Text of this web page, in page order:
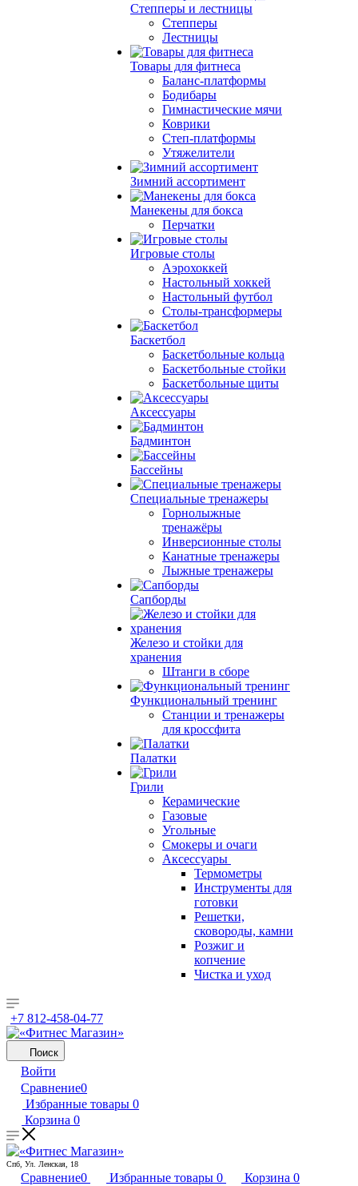
Степперы и лестницы
Степперы
Лестницы
Товары для фитнеса
Баланс-платформы
Бодибары
Гимнастические мячи
Коврики
Степ-платформы
Утяжелители
Зимний ассортимент
Манекены для бокса
Перчатки
Игровые столы
Аэрохоккей
Настольный хоккей
Настольный футбол
Столы-трансформеры
Баскетбол
Баскетбольные кольца
Баскетбольные стойки
Баскетбольные щиты
Аксессуары
Бадминтон
Бассейны
Специальные тренажеры
Горнолыжные
тренажёры
Инверсионные столы
Канатные тренажеры
Лыжные тренажеры
Сапборды
Железо и стойки для
хранения
Штанги в сборе
Функциональный тренинг
Станции и тренажеры
для кроссфита
Палатки
Грили
Керамические
Газовые
Угольные
Смокеры и очаги
Аксессуары
Термометры
Инструменты для
готовки
Решетки,
сковороды, камни
Розжиг и
копчение
Чистка и уход
+7 812-458-04-77
Поиск
Войти
Сравнение0
Избранные товары 0
Корзина 0
Спб, Ул. Ленская, 18
Сравнение0 Избранные товары 0 Корзина 0